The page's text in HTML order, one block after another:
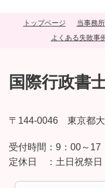
トップページ 当事務
よくある失敗事
国際行政書
〒144-0046 東京都
受付時間： 9：00～17
定休日 ： 土日祝祭日